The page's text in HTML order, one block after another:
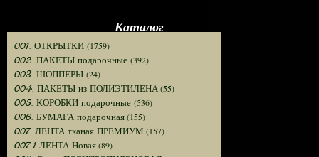
Каталог
001. ОТКРЫТКИ (1759)
002. ПАКЕТЫ подарочные (392)
003. ШОППЕРЫ (24)
004. ПАКЕТЫ из ПОЛИЭТИЛЕНА(55)
005. КОРОБКИ подарочные (536)
006. БУМАГА подарочная(155)
007. ЛЕНТА тканая ПРЕМИУМ (157)
007.1 ЛЕНТА Новая(89)